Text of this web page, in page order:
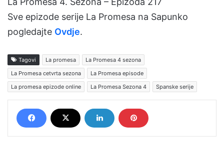
Sve epizode serije La Promesa na Sapunko
pogledajte Ovdje.
Tagovi La promesa
La Promesa 4 sezona
La Promesa cetvrta sezona
La Promesa episode
La promesa epizode online
La Promesa Sezona 4 Spanske serije